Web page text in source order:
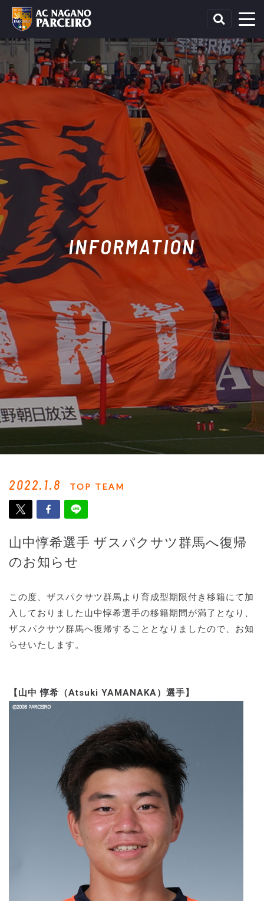
INFORMATION
2022.1.8 TOP TEAM
山中惇希選手 ザスパクサツ群馬へ復帰
のお知らせ
この度、ザスパクサツ群馬より育成型期限付き移籍にて加
入しておりました山中惇希選手の移籍期間が満了となり、
ザスパクサツ群馬へ復帰することとなりましたので、お知
らせいたします。
【山中 惇希（Atsuki YAMANAKA）選手】